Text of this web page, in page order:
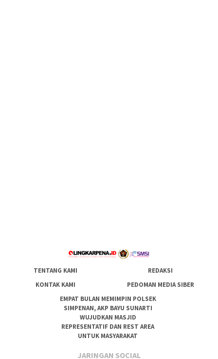
TENTANG KAMI
REDAKSI
KONTAK KAMI
PEDOMAN MEDIA SIBER
EMPAT BULAN MEMIMPIN POLSEK
SIMPENAN, AKP BAYU SUNARTI
WUJUDKAN MASJID
REPRESENTATIF DAN REST AREA
UNTUK MASYARAKAT
JARINGAN SOCIAL